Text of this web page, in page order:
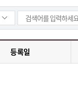
업단지
지
지 지도
여객/공항/철도/컨벤
동
재
실
내
정보 공개
등록일